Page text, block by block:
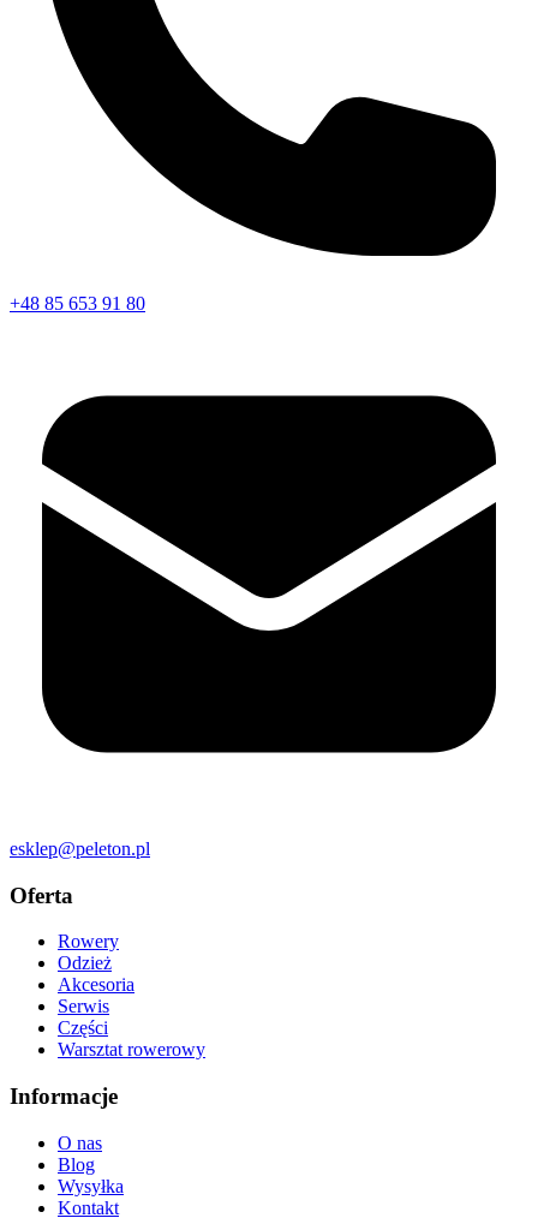
+48 85 653 91 80
esklep@peleton.pl
Oferta
Rowery
Odzież
Akcesoria
Serwis
Części
Warsztat rowerowy
Informacje
O nas
Blog
Wysyłka
Kontakt